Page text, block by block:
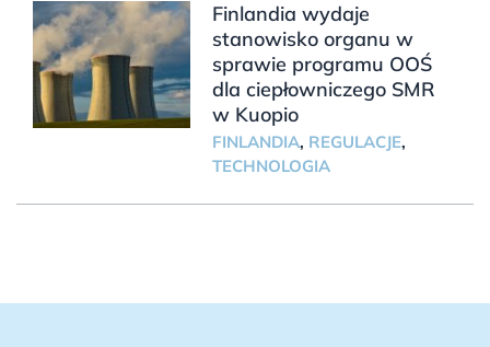
Finlandia wydaje
stanowisko organu w
sprawie programu OOŚ
dla ciepłowniczego SMR
w Kuopio
FINLANDIA, REGULACJE,
TECHNOLOGIA